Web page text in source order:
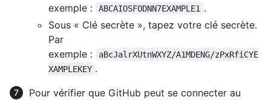
exemple :
ABCAIOSFODNN7EXAMPLE1 .
Sous « Clé secrète », tapez votre clé secrète.
Par
exemple :
aBcJalrXUtnWXYZ/A1MDENG/zPxRfiCYE
XAMPLEKEY .
Pour vérifier que GitHub peut se connecter au